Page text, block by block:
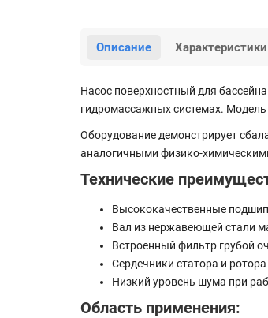
Описание Характеристики
Насос поверхностный для
гидромассажных системах.
Оборудование демонстрирует
аналогичными физико-
Технические
Высококачественные
Вал из нержавеющей стали
Встроенный фильтр грубой
Сердечники статора и
Низкий уровень шума при
Область применения: